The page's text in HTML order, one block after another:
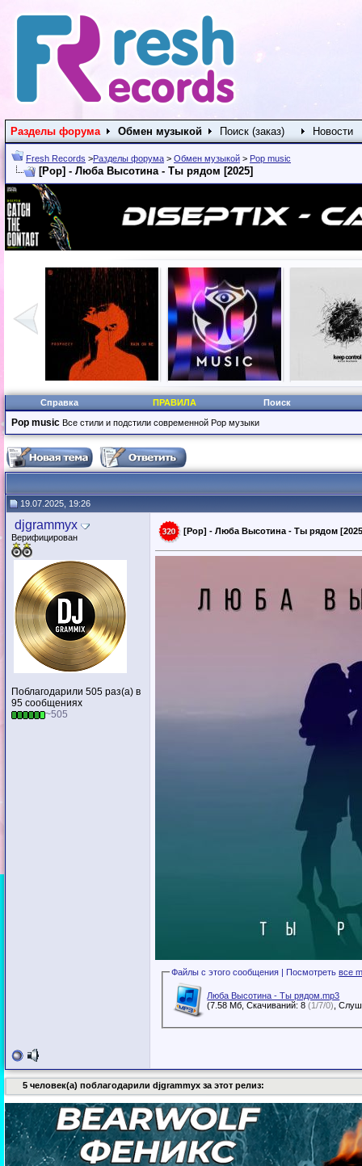
Разделы форума Обмен музыкой Поиск (заказ) Новости
Fresh Records >Разделы форума > Обмен музыкой > Pop music
[Pop] - Люба Высотина - Ты рядом [2025]
Справка ПРАВИЛА Поиск
Pop music Все стили и подстили современной Pop музыки
19.07.2025, 19:26
djgrammyx
Верифицирован
Поблагодарили 505 раз(а) в
95 сообщениях
~505
[Pop] - Люба Высотина - Ты рядом
Файлы с этого сообщения | Посмотретьвсе
Люба Высотина - Ты рядом.mp3
(7.58 Мб, Скачиваний: 8(1/7/0)
5 человек(а) поблагодарили djgrammyx за этот релиз: